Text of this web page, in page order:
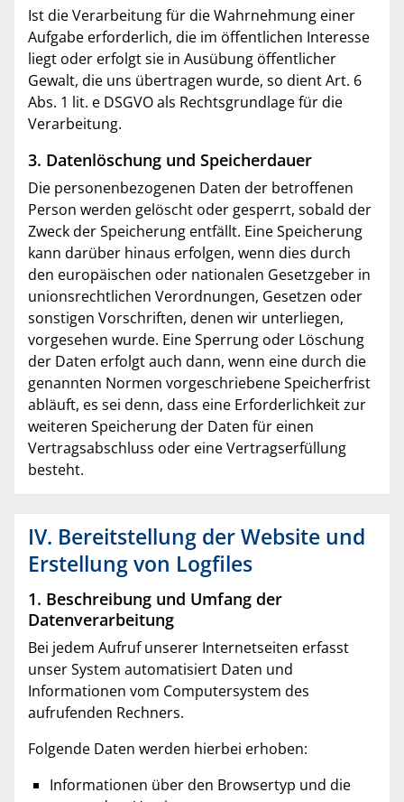
Ist die Verarbeitung für die Wahrnehmung einer
Aufgabe erforderlich, die im öffentlichen Interesse
liegt oder erfolgt sie in Ausübung öffentlicher
Gewalt, die uns übertragen wurde, so dient Art. 6
Abs. 1 lit. e DSGVO als Rechtsgrundlage für die
Verarbeitung.
3. Datenlöschung und Speicherdauer
Die personenbezogenen Daten der betroffenen
Person werden gelöscht oder gesperrt, sobald der
Zweck der Speicherung entfällt. Eine Speicherung
kann darüber hinaus erfolgen, wenn dies durch
den europäischen oder nationalen Gesetzgeber in
unionsrechtlichen Verordnungen, Gesetzen oder
sonstigen Vorschriften, denen wir unterliegen,
vorgesehen wurde. Eine Sperrung oder Löschung
der Daten erfolgt auch dann, wenn eine durch die
genannten Normen vorgeschriebene Speicherfrist
abläuft, es sei denn, dass eine Erforderlichkeit zur
weiteren Speicherung der Daten für einen
Vertragsabschluss oder eine Vertragserfüllung
besteht.
IV. Bereitstellung der Website und
Erstellung von Logfiles
1. Beschreibung und Umfang der
Datenverarbeitung
Bei jedem Aufruf unserer Internetseiten erfasst
unser System automatisiert Daten und
Informationen vom Computersystem des
aufrufenden Rechners.
Folgende Daten werden hierbei erhoben:
Informationen über den Browsertyp und die